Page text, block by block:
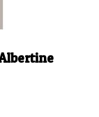
Albertine